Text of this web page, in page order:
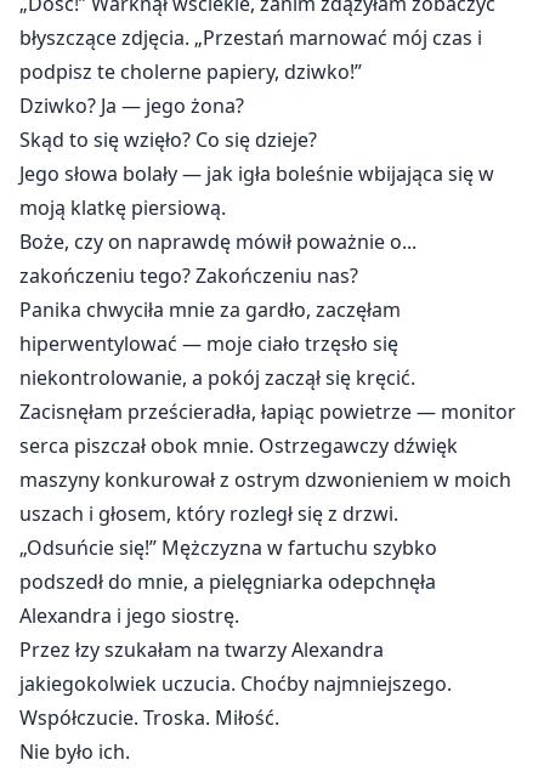
błyszczące zdjęcia. „Przestań marnować mój czas i
podpisz te cholerne papiery, dziwko!”
Dziwko? Ja — jego żona?
Skąd to się wzięło? Co się dzieje?
Jego słowa bolały — jak igła boleśnie wbijająca się w
moją klatkę piersiową.
Boże, czy on naprawdę mówił poważnie o...
zakończeniu tego? Zakończeniu nas?
Panika chwyciła mnie za gardło, zaczęłam
hiperwentylować — moje ciało trzęsło się
niekontrolowanie, a pokój zaczął się kręcić.
Zacisnęłam prześcieradła, łapiąc powietrze — monitor
serca piszczał obok mnie. Ostrzegawczy dźwięk
maszyny konkurował z ostrym dzwonieniem w moich
uszach i głosem, który rozległ się z drzwi.
„Odsuńcie się!” Mężczyzna w fartuchu szybko
podszedł do mnie, a pielęgniarka odepchnęła
Alexandra i jego siostrę.
Przez łzy szukałam na twarzy Alexandra
jakiegokolwiek uczucia. Choćby najmniejszego.
Współczucie. Troska. Miłość.
Nie było ich.